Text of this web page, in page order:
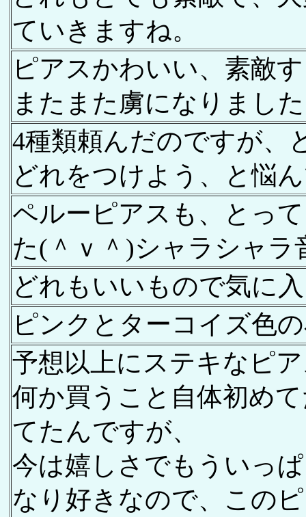
ていきますね。
ピアスかわいい、素敵
またまた虜になりまし
4種類頼んだのですが、
どれをつけよう、と悩
ペルーピアスも、とっ
た(＾ｖ＾)シャラシャラ
どれもいいもので気に
ピンクとターコイズ色
予想以上にステキなピ
何か買うこと自体初め
てたんですが、
今は嬉しさでもういっ
なり好きなので、この